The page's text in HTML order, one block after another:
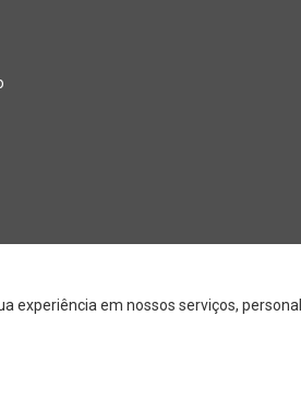
experiência em nossos serviços,